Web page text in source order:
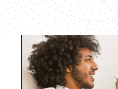
fumer...